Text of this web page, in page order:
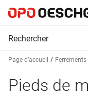
Page d’accueil
Pieds de